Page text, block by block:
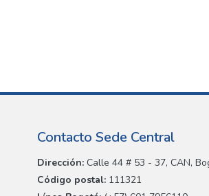
Contacto Sede Central
Dirección: Calle 44 # 53 - 37, CAN,
Código postal: 111321